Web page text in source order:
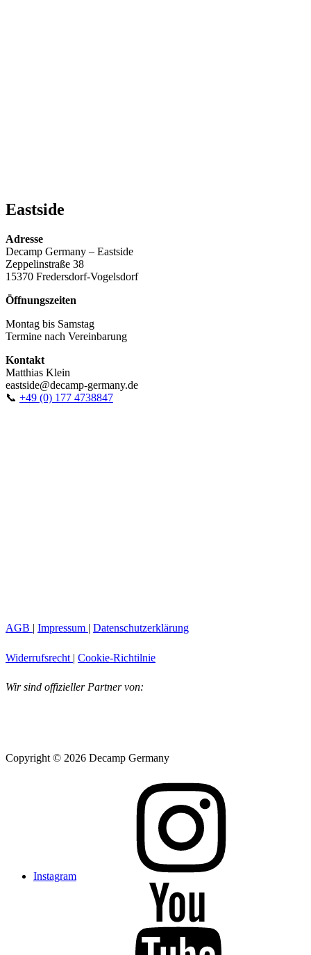
Eastside
Adresse
Decamp Germany – Eastside
Zeppelinstraße 38
15370 Fredersdorf-Vogelsdorf
Öffnungszeiten
Montag bis Samstag
Termine nach Vereinbarung
Kontakt
Matthias Klein
eastside@decamp-germany.de
📞 +49 (0) 177 4738847
AGB | Impressum | Datenschutzerklärung
Widerrufsrecht | Cookie-Richtilnie
Wir sind offizieller Partner von:
Copyright © 2026 Decamp Germany
Instagram